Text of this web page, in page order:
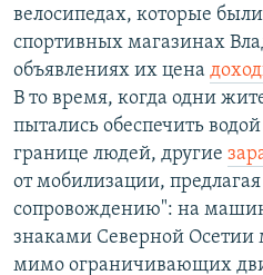
велосипедах, которые
спортивных магазинах
объявлениях их цена
В то время, когда одни
пытались обеспечить
границе людей, другие
от мобилизации, предлагая
сопровождению": на
знаками Северной Осетии
мимо ограничивающих